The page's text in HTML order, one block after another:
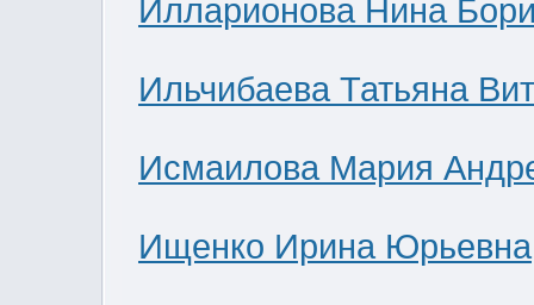
Илларионова Нина
Ильчибаева Татьяна
Исмаилова Мария
Ищенко Ирина Юрьевна